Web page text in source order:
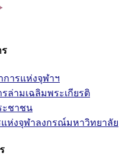
ารแห่งจุฬาฯ
ล่ามเฉลิมพระเกียรติ
ะชาชน
ห่งจุฬาลงกรณ์มหาวิทยาลัย